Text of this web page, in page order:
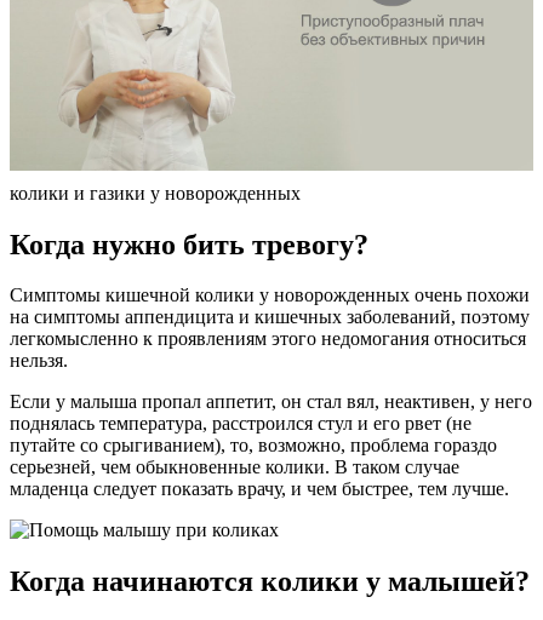
колики и газики у новорожденных
Когда нужно бить тревогу?
Симптомы кишечной колики у новорожденных очень похожи
на симптомы аппендицита и кишечных заболеваний, поэтому
легкомысленно к проявлениям этого недомогания относиться
нельзя.
Если у малыша пропал аппетит, он стал вял, неактивен, у него
поднялась температура, расстроился стул и его рвет (не
путайте со срыгиванием), то, возможно, проблема гораздо
серьезней, чем обыкновенные колики. В таком случае
младенца следует показать врачу, и чем быстрее, тем лучше.
Когда начинаются колики у малышей?